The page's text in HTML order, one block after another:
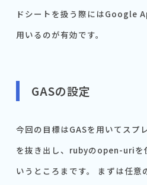
ドシートを扱う際にはGoogle
用いるのが有効です。
GASの設定
今回の目標はGASを用いてスプ
を抜き出し、rubyのopen-uriを
いうところまです。 まずは任意